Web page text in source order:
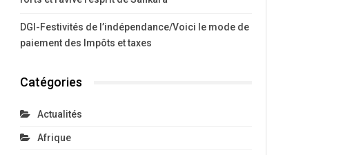
DGI-Festivités de l’indépendance/Voici le mode de
paiement des Impôts et taxes
Catégories
Actualités
Afrique